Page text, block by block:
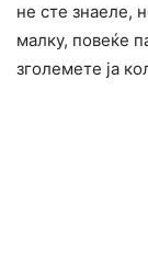
не сте знаеле,
малку, повеќе
зголемете ја